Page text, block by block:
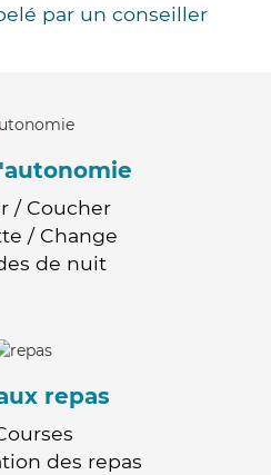
par un conseiller
/ Coucher
/ Change
de nuit
repas
des repas